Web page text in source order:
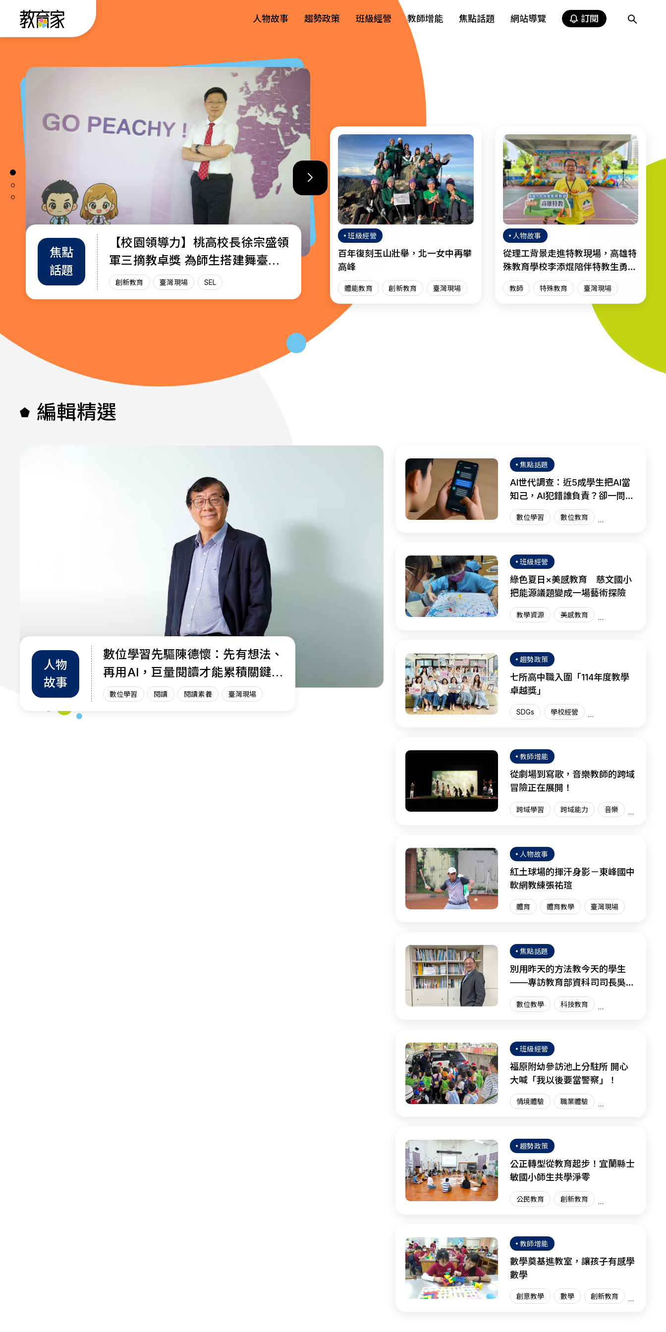
人物故事 趨勢政策 班級經營 教師增能 焦點話題 網站導覽 訂閱
焦點
話題
【校園領導力】桃高校長徐宗盛領
軍三摘教卓獎 為師生搭建舞臺綻
放光芒
創新教育 臺灣現場 SEL
教師
增能
教育部首辦「大專院校通識教育教
師交流工作坊」 共創AI與永續未
來課堂
創新教育 臺灣現場 AI教育
趨勢
政策
退而不休，無私奉獻─教育部公布
115年教育奉獻獎獲獎名單
教師 教育奉獻獎 臺灣現場
班級經營
百年復刻玉山壯舉，北一女中再攀
高峰
體能教育 創新教育 臺灣現場
人物故事
從理工背景走進特教現場，高雄特
殊教育學校李添焜陪伴特教生勇敢
迎向人生
教師 特殊教育 臺灣現場
編輯精選
人物
故事
數位學習先驅陳德懷：先有想法、
再用AI，巨量閱讀才能累積關鍵能
力數位學習 閱讀 閱讀素養 臺灣現場
焦點話題
AI世代調查：近5成學生把AI當
知己，AI犯錯誰負責？卻一問三
不知
數位學習 數位教育
班級經營
綠色夏日×美感教育 慈文國小
把能源議題變成一場藝術探險
教學資源 美感教育
趨勢政策
七所高中職入圍「114年度教學
卓越獎」
SDGs 學校經營
教師增能
從劇場到寫歌，音樂教師的跨域
冒險正在展開！
跨域學習 跨域能力 音樂
人物故事
紅土球場的揮汗身影－東峰國中
軟網教練張祐瑄
體育 體育教學 臺灣現場
焦點話題
別用昨天的方法教今天的學生
——專訪教育部資科司司長吳穎
沺
數位教學 科技教育
臺灣現場
班級經營
福原附幼參訪池上分駐所 開心
大喊「我以後要當警察」！
情境體驗 職業體驗
臺灣現場
趨勢政策
公正轉型從教育起步！宜蘭縣士
敏國小師生共學淨零
公民教育 創新教育
教師增能
數學奠基進教室，讓孩子有感學
數學
創意教學 數學 創新教育